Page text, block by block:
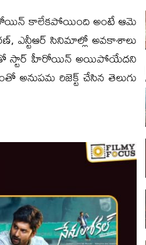
హీరోయిన్ కాలేకపోయింది అంటే ఆమె
ఎన్టీఆర్ సినిమాల్లో అవకాశాలు
స్టార్ హీరోయిన్ అయిపోయేదని
అనుపమ రిజెక్ట్ చేసిన తెలుగు